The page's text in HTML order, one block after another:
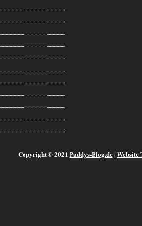
Copyright © 2021 Paddys-Blog.de| Website